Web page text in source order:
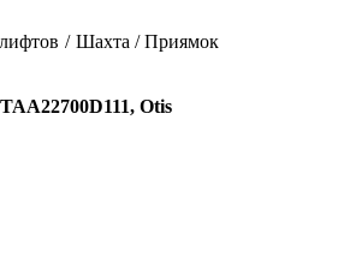
Шахта / Приямок
Otis